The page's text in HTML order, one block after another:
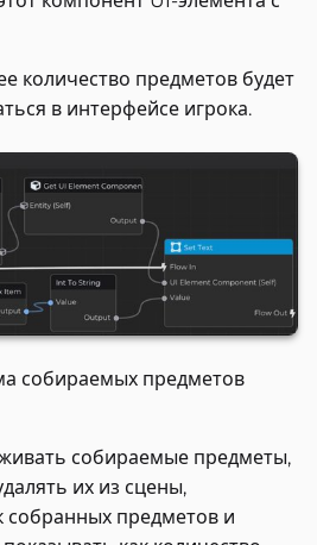
количество предметов будет
в интерфейсе игрока.
собираемых предметов
собираемые предметы,
их из сцены,
собранных предметов и